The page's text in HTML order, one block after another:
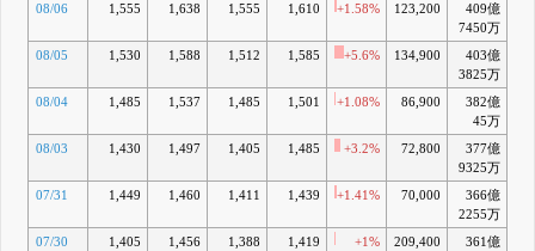
08/06 1,555 1,638 1,555 1,610 +1.58% 123,200
409億
7450万
08/05 1,530 1,588 1,512 1,585 +5.6% 134,900
403億
3825万
08/04 1,485 1,537 1,485 1,501 +1.08% 86,900
382億
45万
08/03 1,430 1,497 1,405 1,485 +3.2% 72,800
377億
9325万
07/31 1,449 1,460 1,411 1,439 +1.41% 70,000
366億
2255万
07/30 1,405 1,456 1,388 1,419 +1% 209,400
361億